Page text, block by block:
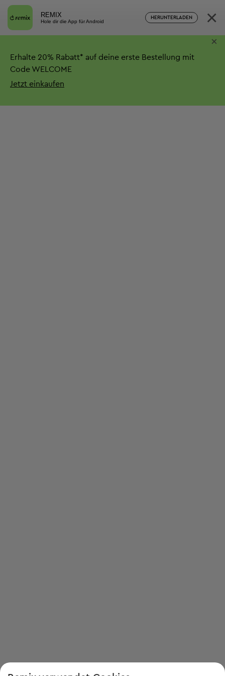
REMIX
Hole dir die App für Android
HERUNTERLADEN ×
Erhalte 20% Rabatt* auf deine erste Bestellung mit
Code WELCOME
Jetzt einkaufen
×